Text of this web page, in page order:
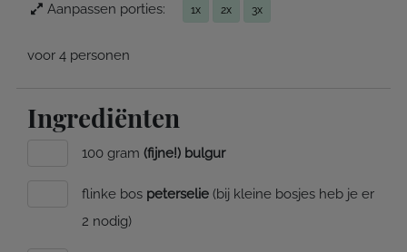
Aanpassen porties: 1x 2x 3x
voor 4 personen
Ingrediënten
100 gram (fijne!) bulgur
flinke bos peterselie (bij kleine bosjes heb je er
2 nodig)